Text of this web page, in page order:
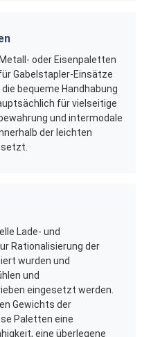
oder Eisenpaletten
Gabelstapler-Einsätze
bequeme Handhabung
für vielseitige
und intermodale
der leichten
Lade- und
Rationalisierung der
wurden und
und
eingesetzt werden.
Gewichts der
Paletten eine
eine überlegene